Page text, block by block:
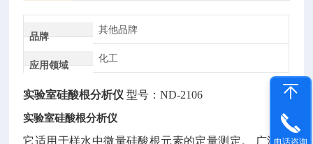
品牌
其他品牌
应用领域
化工
实验室硅酸根分析仪 型号：ND-2106
实验室硅酸根分析仪
它适用于样水中微量硅酸根元素的定量测定。 广泛的